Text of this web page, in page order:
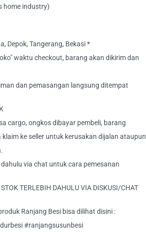
home industry)
Depok, Tangerang, Bekasi *
waktu checkout, barang akan dikirim dan
dan pemasangan langsung ditempat
cargo, ongkos dibayar pembeli, barang
ke seller untuk kerusakan dijalan ataupun
via chat untuk cara pemesanan
TERLEBIH DAHULU VIA DISKUSI/CHAT
Ranjang Besi bisa dilihat disini :
#ranjangsusunbesi